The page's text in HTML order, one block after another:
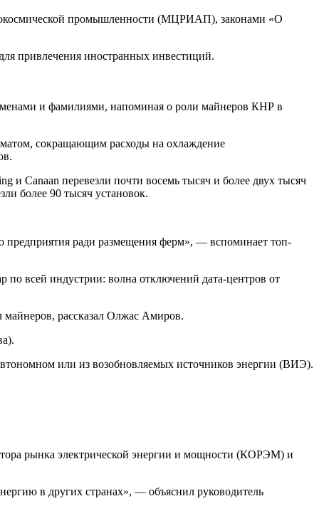
промышленности (МЦРИАП), законами «О
привлечения иностранных инвестиций.
и фамилиями, напоминая о роли майнеров КНР в
сокращающим расходы на охлаждение
и Canaan перевезли почти восемь тысяч и более двух тысяч
более 90 тысяч установок.
предприятия ради размещения ферм», — вспоминает топ-
по всей индустрии: волна отключений дата-центров от
рассказал Олжас Амиров.
или из возобновляемых источников энергии (ВИЭ).
рынка электрической энергии и мощности (КОРЭМ) и
в других странах», — объяснил руководитель